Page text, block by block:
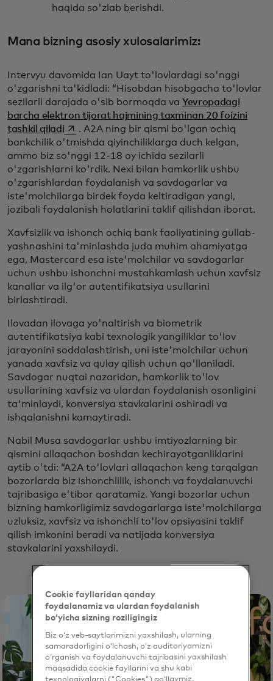
haqida so'zlab berishdi.
Mana bizning asosiy xulosalarimiz:
Intervyu davomida Ian Uayt to'lovlardagi so'nggi
o'zgarishni ta'kidladi: “Hisobdan hisobgacha to'lovlar
sezilarli darajada o'sib bormoqda va Yevropadagi
barcha elektron tijorat hajmining taxminan 20 foizini
tashkil qiladiopens in a new tab
. A2A ning bir qismi bo'lgan ochiq
bankchilik o'tmishda qiyinchiliklarga duch kelgan,
ammo biz so'nggi 12-18 oy ichida sezilarli
o'zgarishlarni ko'rdik. Nexi bilan hamkorlik ushbu
o'zgarishlardan foydalanish va savdogarlar va
iste'molchilarga birdek foyda keltiradigan yangi,
jozibali foydalanish holatlarini taklif qilishdan iborat.
Xavfsizlik va ishonch ochiq bank faoliyatining gullab-
yashnashini ta'minlashda juda muhim ahamiyatga
ega, Mastercard esa iste'molchilar va savdogarlar
uchun ushbu ishonchni mustahkamlash uchun xavfsiz
kanallar va ilg'or autentifikatsiya usullarini
birlashtiradi.
Ilovadan ilovaga yo'naltirish va biometrik
autentifikatsiya kabi texnologik yangiliklar to'lov
jarayonini soddalashtirish, uni iste'molchilar uchun
yanada xavfsiz va qulay qilish uchun qo'llaniladi.
Savdogar nuqtai nazaridan, hamkorlik to'lov
usullarining xavfsiz va ulardan foydalanish osonligini
ta'minlaydi, konversiya stavkalarini oshiradi va
ishqalanishni kamaytiradi.
Nabil Musa savdogarlar ushbu imtiyozlarning bir
qismini allaqachon boshdan kechirayotganliklarini
aytib o'tdi: “A2A to'lovlari allaqachon keng tarqalgan
bozorlarda biz ishonchlilik, ishonch va foydalanuvchi
tajribasiga e'tibor qaratamiz. Yangi bozorlar uchun
bizning hamkorligimiz savdogarlarga iste'molchilarga
uzluksiz, xavfsiz va ishonchli to'lov opsiyasini taklif
qilish imkonini beradi va natijada konversiya
stavkalarini yaxshilaydi.
Cookie fayllaridan qanday
foydalanamiz va ulardan foydalanish
bo‘yicha sizning roziligingiz
Biz o‘z veb-saytlarimizni yaxshilash, ularning
samaradorligini o‘lchash, o‘z auditoriyamizni
o‘rganish va foydalanuvchi tajribasini yaxshilash
maqsadida cookie fayllarini va shu kabi
texnologiyalarni ("Cookies") qo‘llaymiz.